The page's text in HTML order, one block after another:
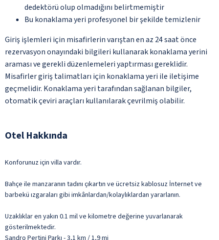
dedektörü olup olmadığını belirtmemiştir
Bu konaklama yeri profesyonel bir şekilde temizlenir
Giriş işlemleri için misafirlerin varıştan en az 24 saat önce
rezervasyon onayındaki bilgileri kullanarak konaklama yerini
araması ve gerekli düzenlemeleri yaptırması gereklidir.
Misafirler giriş talimatları için konaklama yeri ile iletişime
geçmelidir. Konaklama yeri tarafından sağlanan bilgiler,
otomatik çeviri araçları kullanılarak çevrilmiş olabilir.
Otel Hakkında
Konforunuz için villa vardır.
Bahçe ile manzaranın tadını çıkartın ve ücretsiz kablosuz İnternet ve
barbekü ızgaraları gibi imkânlardan/kolaylıklardan yararlanın.
Uzaklıklar en yakın 0.1 mil ve kilometre değerine yuvarlanarak
gösterilmektedir.
Sandro Pertini Parkı - 3,1 km / 1,9 mi